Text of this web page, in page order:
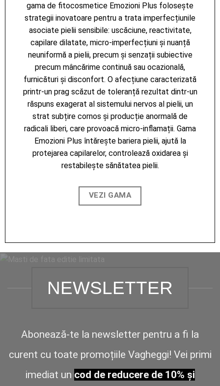
gama de fitocosmetice Emozioni Plus folosește
strategii inovatoare pentru a trata imperfecțiunile
asociate pielii sensibile: uscăciune, reactivitate,
capilare dilatate, micro-imperfecțiuni și nuanță
neuniformă a pielii, precum și senzații subiective
precum mâncărime continuă sau ocazională,
furnicături și disconfort. O afecțiune caracterizată
printr-un prag scăzut de toleranță rezultat dintr-un
răspuns exagerat al sistemului nervos al pielii, un
strat subțire cornos și producție anormală de
radicali liberi, care provoacă micro-inflamații. Gama
Emozioni Plus întărește bariera pielii, ajută la
protejarea capilarelor, controlează oxidarea și
restabilește sănătatea pielii.
VEZI GAMA
NEWSLETTER
Abonează-te la newsletter pentru a fi la
curent cu toate promoțiile Vagheggi! Vei primi
imediat un cod de reducere de 10% și